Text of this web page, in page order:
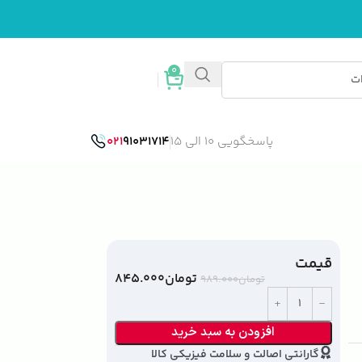
0
پاسخگویی 10 الی 15 02191031714
قیمت
تومان۹۸۹.۰۰۰ تومان۸۴۵.۰۰۰
افزودن به سبد خرید
گارانتی اصالت و سلامت فیزیکی کالا